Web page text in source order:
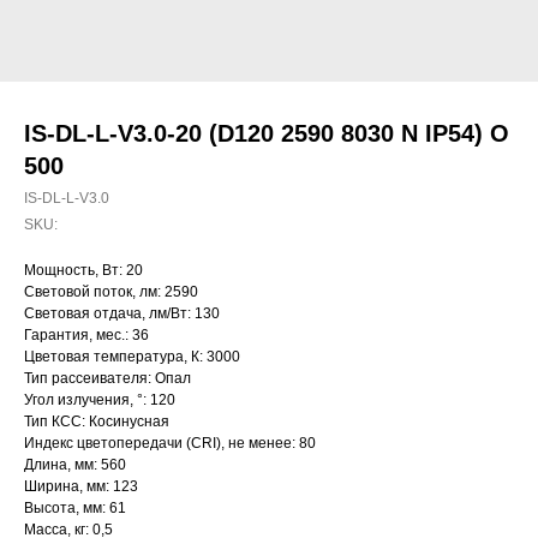
IS-DL-L-V3.0-20 (D120 2590 8030 N IP54) O
500
IS-DL-L-V3.0
SKU:
Мощность, Вт: 20
Световой поток, лм: 2590
Световая отдача, лм/Вт: 130
Гарантия, мес.: 36
Цветовая температура, К: 3000
Тип рассеивателя: Опал
Угол излучения, °: 120
Тип КСС: Косинусная
Индекс цветопередачи (CRI), не менее: 80
Длина, мм: 560
Ширина, мм: 123
Высота, мм: 61
Масса, кг: 0,5